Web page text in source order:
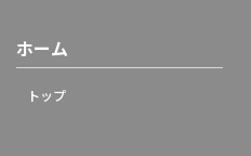
ホーム
トップ